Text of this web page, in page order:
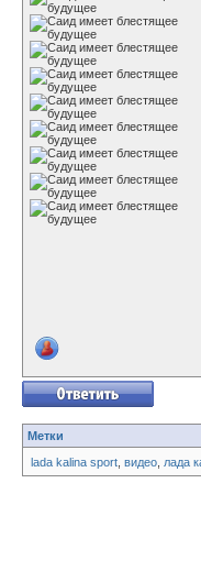
Метки
lada kalina sport видео лада